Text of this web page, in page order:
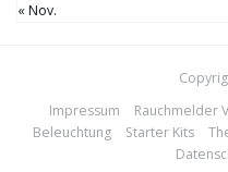
« Nov.
Impressum
Rauchmelder
Beleuchtung
Starter Kits